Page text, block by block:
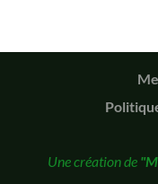
Une création de